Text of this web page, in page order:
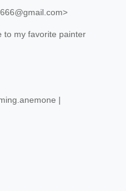
to my favorite painter
|